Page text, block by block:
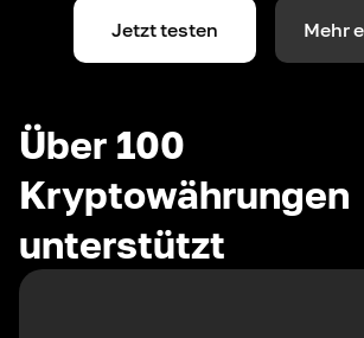
Jetzt testen Mehr
Über 100
Kryptowährungen
unterstützt